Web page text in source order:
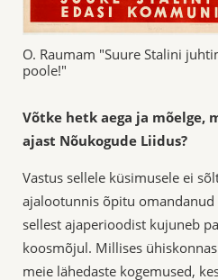
O. Raumam "Suure Stalini
poole!"
Võtke hetk aega ja mõelge,
ajast Nõukogude Liidus?
Vastus sellele küsimusele ei
ajalootunnis õpitu
sellest ajaperioodist kujuneb
koosmõjul. Millises
meie lähedaste kogemused,